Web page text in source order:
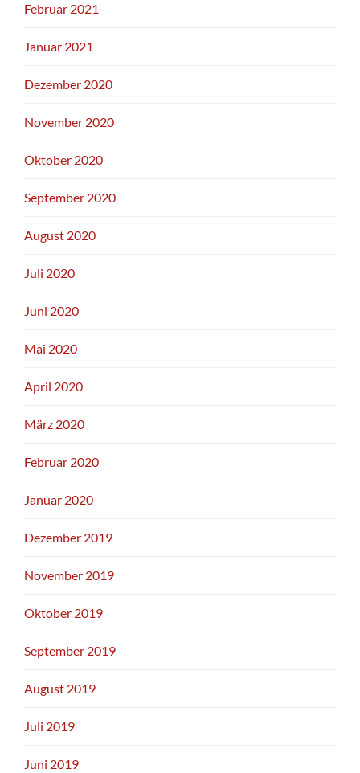
Februar 2021
Januar 2021
Dezember 2020
November 2020
Oktober 2020
September 2020
August 2020
Juli 2020
Juni 2020
Mai 2020
April 2020
März 2020
Februar 2020
Januar 2020
Dezember 2019
November 2019
Oktober 2019
September 2019
August 2019
Juli 2019
Juni 2019